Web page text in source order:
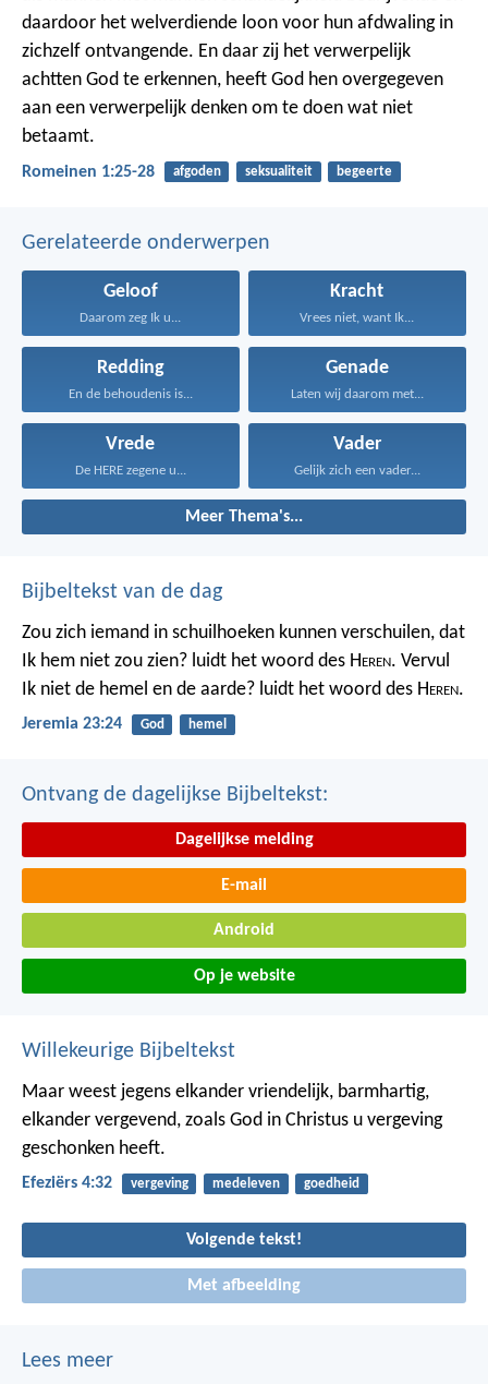
daardoor het welverdiende loon voor hun afdwaling in
zichzelf ontvangende. En daar zij het verwerpelijk
achtten God te erkennen, heeft God hen overgegeven
aan een verwerpelijk denken om te doen wat niet
betaamt.
Romeinen 1:25-28 afgoden seksualiteit begeerte
Gerelateerde onderwerpen
Geloof
Daarom zeg Ik u...
Kracht
Vrees niet, want Ik...
Redding
En de behoudenis is...
Genade
Laten wij daarom met...
Vrede
De HERE zegene u...
Vader
Gelijk zich een vader...
Meer Thema's...
Bijbeltekst van de dag
Zou zich iemand in schuilhoeken kunnen verschuilen, dat
Ik hem niet zou zien? luidt het woord des Heren. Vervul
Ik niet de hemel en de aarde? luidt het woord des Heren.
Jeremia 23:24 God hemel
Ontvang de dagelijkse Bijbeltekst:
Dagelijkse melding
E-mail
Android
Op je website
Willekeurige Bijbeltekst
Maar weest jegens elkander vriendelijk, barmhartig,
elkander vergevend, zoals God in Christus u vergeving
geschonken heeft.
Efeziërs 4:32 vergeving medeleven goedheid
Volgende tekst!
Met afbeelding
Lees meer